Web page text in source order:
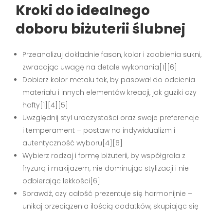
Kroki do idealnego
doboru biżuterii ślubnej
Przeanalizuj dokładnie fason, kolor i zdobienia sukni,
zwracając uwagę na detale wykonania[1][6]
Dobierz kolor metalu tak, by pasował do odcienia
materiału i innych elementów kreacji, jak guziki czy
hafty[1][4][5]
Uwzględnij styl uroczystości oraz swoje preferencje
i temperament – postaw na indywidualizm i
autentyczność wyboru[4][6]
Wybierz rodzaj i formę biżuterii, by współgrała z
fryzurą i makijażem, nie dominując stylizacji i nie
odbierając lekkości[6]
Sprawdź, czy całość prezentuje się harmonijnie –
unikaj przeciążenia ilością dodatków, skupiając się